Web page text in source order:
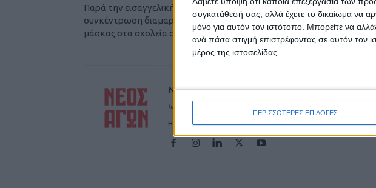
συγκατάθεσή σας, αλλά έχετε το δικαίωμα να
μόνο για αυτόν τον ιστότοπο. Μπορείτε να
ανά πάσα στιγμή επιστρέφοντας σε αυτόν τον
μέρος της ιστοσελίδας.
ΠΕΡΙΣΣΟΤΕΡΕΣ ΕΠΙΛΟΓΕΣ
Παρά την εισαγγελική απαγόρευση
συγκέντρωση διαμαρτυρίας για τη χρήση
μάσκας στα σχολεία στο Βόλο
Από σήμερα
ΝΕΟΣ ΑΓΩΝ
https://neosagon.gr
Η Αρχαιότερη Καθημερινή Πρωινή Εφημερίδα της Καρδίτσας